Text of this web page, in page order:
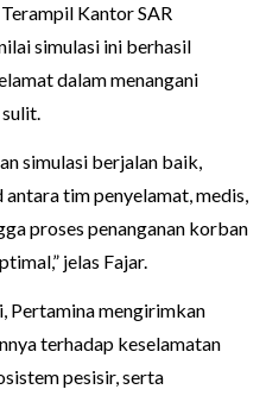
Kantor SAR
simulasi ini berhasil
dalam menangani
simulasi berjalan baik,
tim penyelamat, medis,
proses penanganan korban
jelas Fajar.
Pertamina mengirimkan
terhadap keselamatan
pesisir, serta